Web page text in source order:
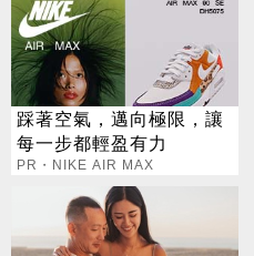
踩著空氣，邁向極限，讓
每一步都輕盈有力
PR・NIKE AIR MAX